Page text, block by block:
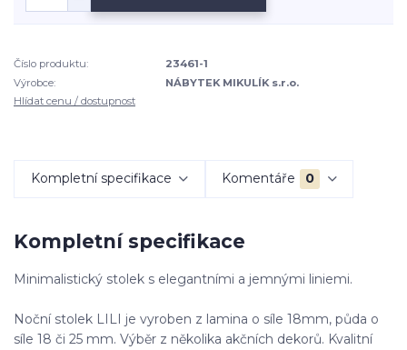
Číslo produktu:
23461-1
Výrobce:
NÁBYTEK MIKULÍK s.r.o.
Hlídat cenu / dostupnost
Kompletní specifikace Komentáře 0
Kompletní specifikace
Minimalistický stolek s elegantními a jemnými liniemi.
Noční stolek LILI je vyroben z lamina o síle 18mm, půda o
síle 18 či 25 mm. Výběr z několika akčních dekorů. Kvalitní